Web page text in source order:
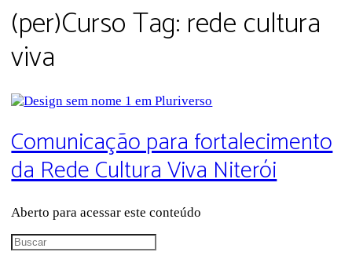
search
(per)Curso Tag: rede cultura
viva
Comunicação para fortalecimento
da Rede Cultura Viva Niterói
Aberto para acessar este conteúdo
Procurar